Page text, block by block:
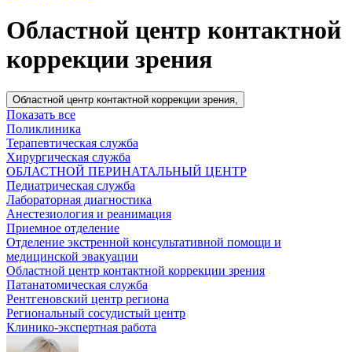
Областной центр контактной
коррекции зрения
Областной центр контактной коррекции зрения,
Показать все
Поликлиника
Терапевтическая служба
Хирургическая служба
ОБЛАСТНОЙ ПЕРИНАТАЛЬНЫЙ ЦЕНТР
Педиатрическая служба
Лабораторная диагностика
Анестезиология и реанимация
Приемное отделение
Отделение экстренной консультативной помощи и
медицинской эвакуации
Областной центр контактной коррекции зрения
Патанатомическая служба
Рентгеновский центр региона
Региональный сосудистый центр
Клинико-экспертная работа